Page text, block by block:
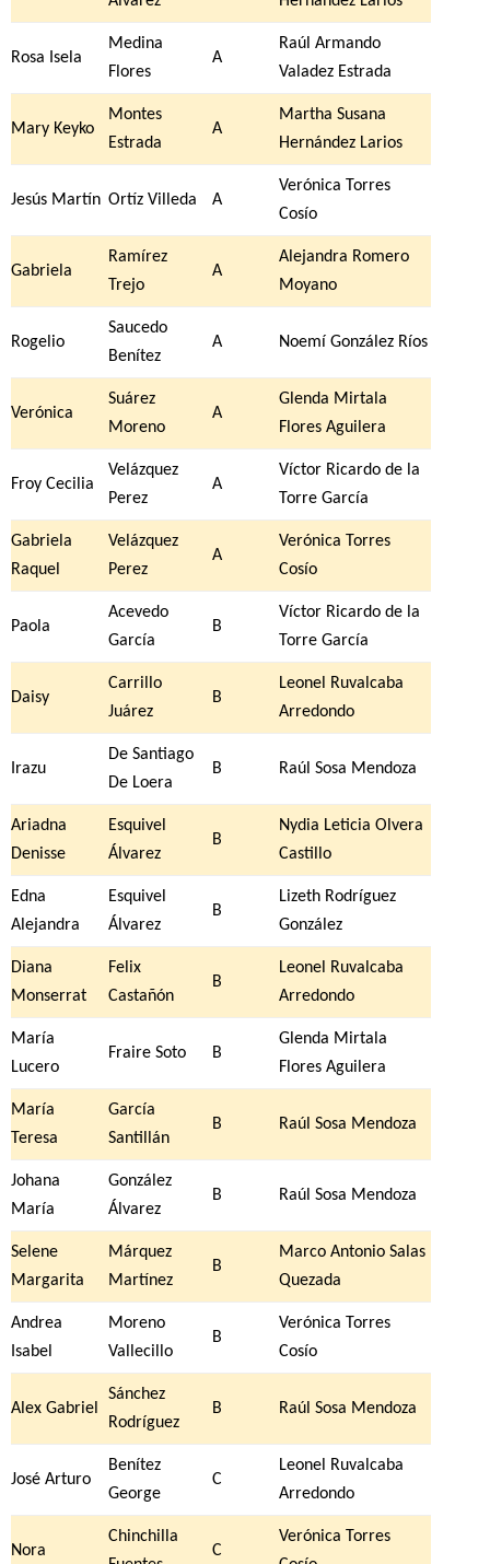
Rosa Isela
Medina
Flores
A
Raúl Armando
Valadez Estrada
Mary Keyko
Montes
Estrada
A
Martha Susana
Hernández Larios
Jesús Martín Ortíz Villeda A
Verónica Torres
Cosío
Gabriela
Ramírez
Trejo
A
Alejandra Romero
Moyano
Rogelio
Saucedo
Benítez
A Noemí González Ríos
Verónica
Suárez
Moreno
A
Glenda Mirtala
Flores Aguilera
Froy Cecilia
Velázquez
Perez
A
Víctor Ricardo de la
Torre García
Gabriela
Raquel
Velázquez
Perez
A
Verónica Torres
Cosío
Paola
Acevedo
García
B
Víctor Ricardo de la
Torre García
Daisy
Carrillo
Juárez
B
Leonel Ruvalcaba
Arredondo
Irazu
De Santiago
De Loera
B Raúl Sosa Mendoza
Ariadna
Denisse
Esquivel
Álvarez
B
Nydia Leticia Olvera
Castillo
Edna
Alejandra
Esquivel
Álvarez
B
Lizeth Rodríguez
González
Diana
Monserrat
Felix
Castañón
B
Leonel Ruvalcaba
Arredondo
María
Lucero
Fraire Soto B
Glenda Mirtala
Flores Aguilera
María
Teresa
García
Santillán
B Raúl Sosa Mendoza
Johana
María
González
Álvarez
B Raúl Sosa Mendoza
Selene
Margarita
Márquez
Martínez
B
Marco Antonio Salas
Quezada
Andrea
Isabel
Moreno
Vallecillo
B
Verónica Torres
Cosío
Alex Gabriel
Sánchez
Rodríguez
B Raúl Sosa Mendoza
José Arturo
Benítez
George
C
Leonel Ruvalcaba
Arredondo
Nora
Chinchilla
C
Verónica Torres